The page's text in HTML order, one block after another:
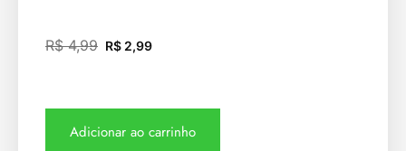
R$4,99 R$2,99
Adicionar ao carrinho